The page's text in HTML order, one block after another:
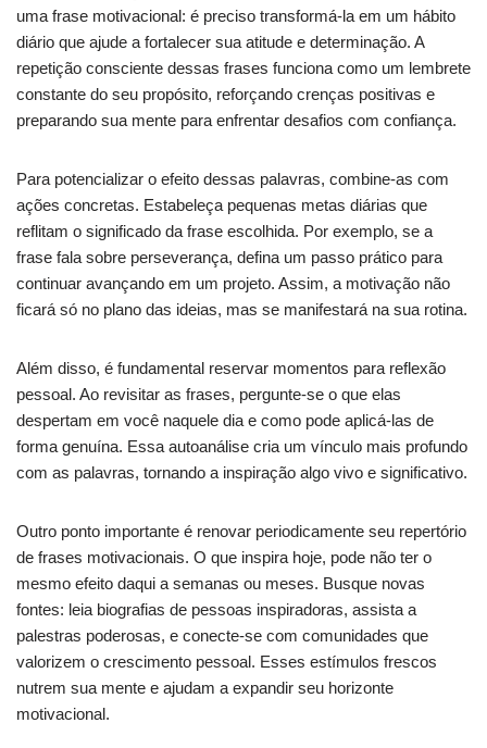
uma frase motivacional: é preciso transformá-la em um hábito
diário que ajude a fortalecer sua atitude e determinação. A
repetição consciente dessas frases funciona como um lembrete
constante do seu propósito, reforçando crenças positivas e
preparando sua mente para enfrentar desafios com confiança.
Para potencializar o efeito dessas palavras, combine-as com
ações concretas. Estabeleça pequenas metas diárias que
reflitam o significado da frase escolhida. Por exemplo, se a
frase fala sobre perseverança, defina um passo prático para
continuar avançando em um projeto. Assim, a motivação não
ficará só no plano das ideias, mas se manifestará na sua rotina.
Além disso, é fundamental reservar momentos para reflexão
pessoal. Ao revisitar as frases, pergunte-se o que elas
despertam em você naquele dia e como pode aplicá-las de
forma genuína. Essa autoanálise cria um vínculo mais profundo
com as palavras, tornando a inspiração algo vivo e significativo.
Outro ponto importante é renovar periodicamente seu repertório
de frases motivacionais. O que inspira hoje, pode não ter o
mesmo efeito daqui a semanas ou meses. Busque novas
fontes: leia biografias de pessoas inspiradoras, assista a
palestras poderosas, e conecte-se com comunidades que
valorizem o crescimento pessoal. Esses estímulos frescos
nutrem sua mente e ajudam a expandir seu horizonte
motivacional.